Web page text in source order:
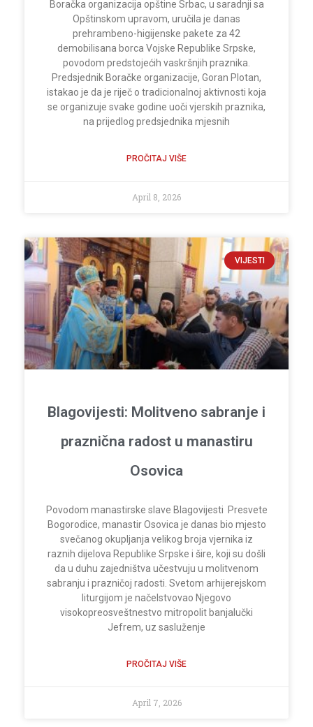
Boračka organizacija opštine Srbac, u saradnji sa
Opštinskom upravom, uručila je danas
prehrambeno-higijenske pakete za 42
demobilisana borca Vojske Republike Srpske,
povodom predstojećih vaskršnjih praznika.
Predsjednik Boračke organizacije, Goran Plotan,
istakao je da je riječ o tradicionalnoj aktivnosti koja
se organizuje svake godine uoči vjerskih praznika,
na prijedlog predsjednika mjesnih
PROČITAJ VIŠE
April 8, 2026
VIJESTI
Blagovijesti: Molitveno sabranje i
praznična radost u manastiru
Osovica
Povodom manastirske slave Blagovijesti Presvete
Bogorodice, manastir Osovica je danas bio mjesto
svečanog okupljanja velikog broja vjernika iz
raznih dijelova Republike Srpske i šire, koji su došli
da u duhu zajedništva učestvuju u molitvenom
sabranju i prazničoj radosti. Svetom arhijerejskom
liturgijom je načelstvovao Njegovo
visokopreosveštnestvo mitropolit banjalučki
Jefrem, uz sasluženje
PROČITAJ VIŠE
April 7, 2026